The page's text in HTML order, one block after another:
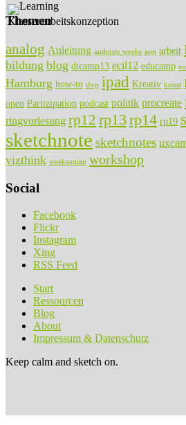
Themen
analog Anleitung anthony weeks app arbeit
bildung blog dtcamp13 ecil12 educamp
Hamburg how-to ifvp ipad Kreativ kunst
open Partizipation podcast politik procreate
ringvorlesung rp12 rp13 rp14 rp19
sketchnote sketchnotes
vizthink weeksonian workshop
Social
Facebook
Flickr
Instagram
Xing
RSS Feed
Start
Ressourcen
Blog
About
Impressum & Datenschutz
Keep calm and sketch on.